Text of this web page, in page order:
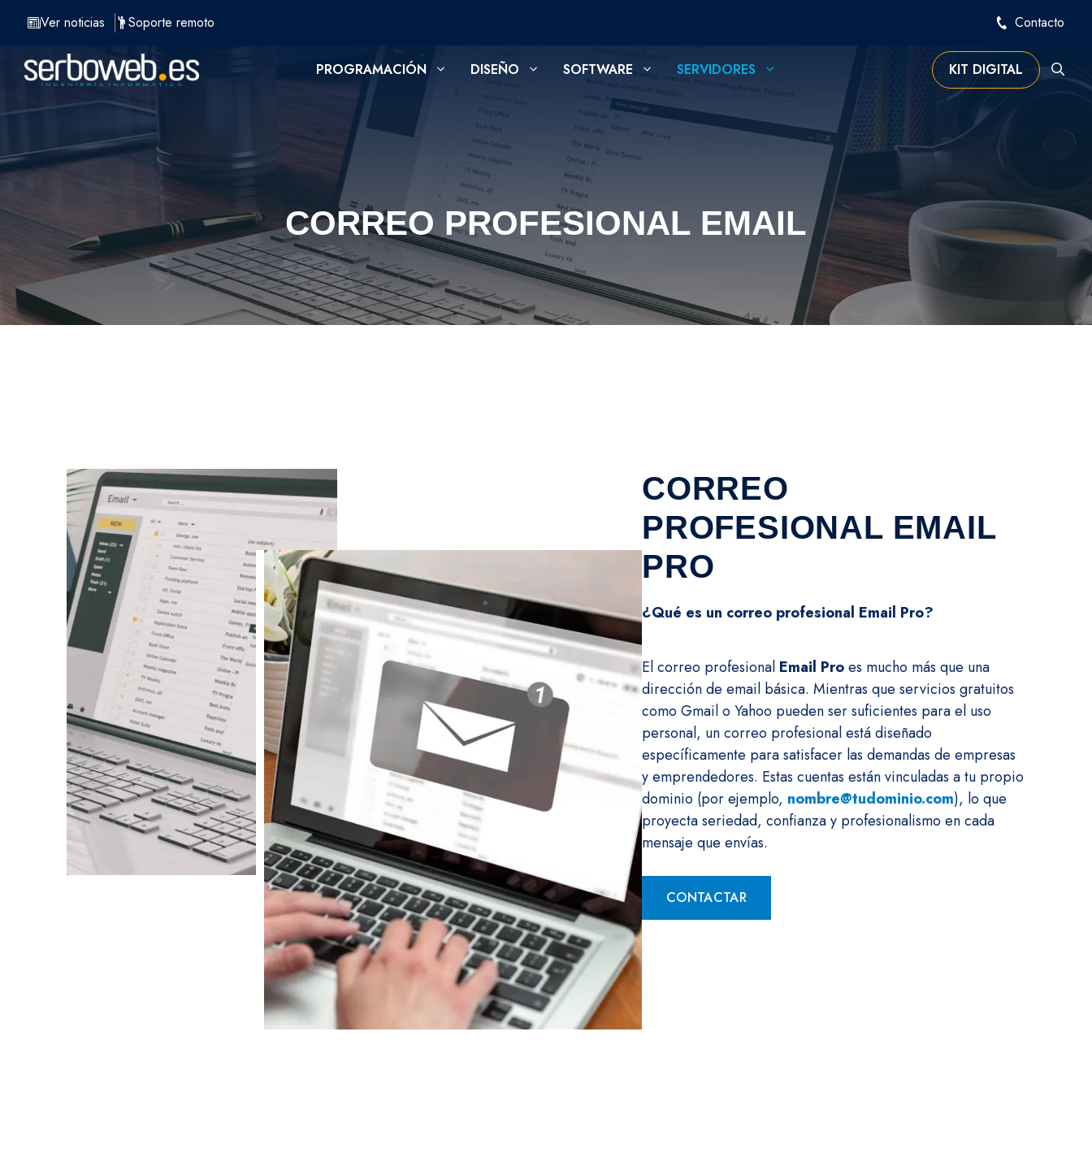
Ver noticias Soporte remoto Contacto
PROGRAMACIÓN DISEÑO SOFTWARE SERVIDORES KIT DIGITAL
CORREO PROFESIONAL EMAIL
CORREO
PROFESIONAL EMAIL
PRO
¿Qué es un correo profesional Email Pro?
El correo profesional Email Proes mucho más que una
dirección de email básica. Mientras que servicios gratuitos
como Gmail o Yahoo pueden ser suficientes para el uso
personal, un correo profesional está diseñado
específicamente para satisfacer las demandas de empresas
y emprendedores. Estas cuentas están vinculadas a tu propio
dominio (por ejemplo, nombre@tudominio.com), lo que
proyecta seriedad, confianza y profesionalismo en cada
mensaje que envías.
CONTACTAR